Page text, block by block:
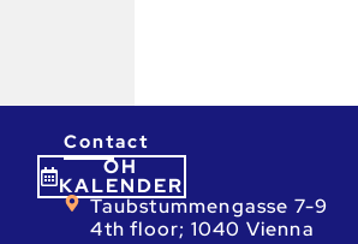
ÖH
KALENDER
Contact
Taubstummengasse 7-9
4th floor; 1040 Vienna